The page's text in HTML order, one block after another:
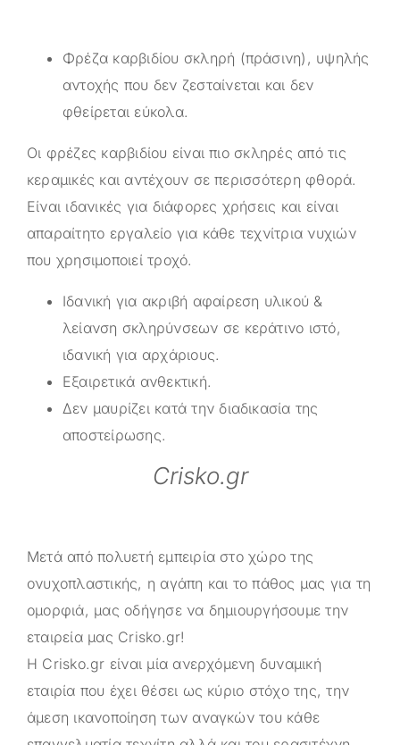
Φρέζα καρβιδίου σκληρή (πράσινη), υψηλής
αντοχής που δεν ζεσταίνεται και δεν
φθείρεται εύκολα.
Οι φρέζες καρβιδίου είναι πιο σκληρές από τις
κεραμικές και αντέχουν σε περισσότερη φθορά.
Είναι ιδανικές για διάφορες χρήσεις και είναι
απαραίτητο εργαλείο για κάθε τεχνίτρια νυχιών
που χρησιμοποιεί τροχό.
Ιδανική για ακριβή αφαίρεση υλικού &
λείανση σκληρύνσεων σε κεράτινο ιστό,
ιδανική για αρχάριους.
Eξαιρετικά ανθεκτική.
Δεν μαυρίζει κατά την διαδικασία της
αποστείρωσης.
Crisko.gr
Μετά από πολυετή εμπειρία στο χώρο της
ονυχοπλαστικής, η αγάπη και το πάθος μας για τη
ομορφιά, μας οδήγησε να δημιουργήσουμε την
εταιρεία μας Crisko.gr!
Η Crisko.gr είναι μία ανερχόμενη δυναμική
εταιρία που έχει θέσει ως κύριο στόχο της, την
άμεση ικανοποίηση των αναγκών του κάθε